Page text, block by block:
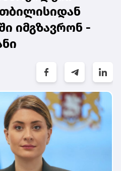
იმგზავრონ -